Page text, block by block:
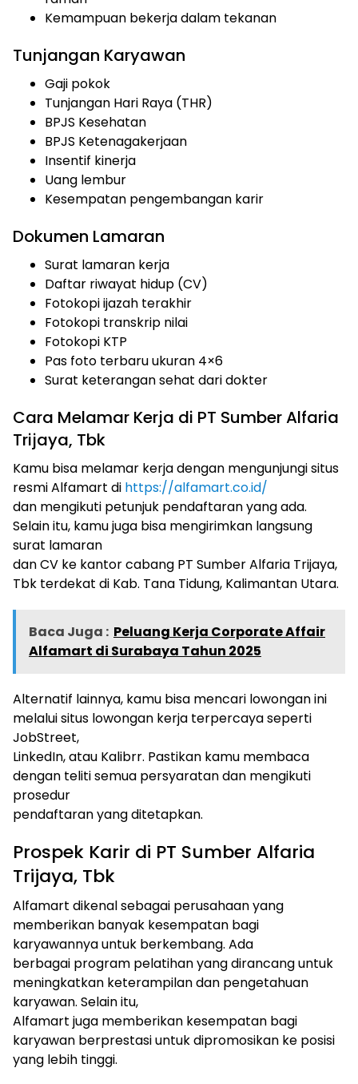
Kemampuan bekerja dalam tekanan
Tunjangan Karyawan
Gaji pokok
Tunjangan Hari Raya (THR)
BPJS Kesehatan
BPJS Ketenagakerjaan
Insentif kinerja
Uang lembur
Kesempatan pengembangan karir
Dokumen Lamaran
Surat lamaran kerja
Daftar riwayat hidup (CV)
Fotokopi ijazah terakhir
Fotokopi transkrip nilai
Fotokopi KTP
Pas foto terbaru ukuran 4×6
Surat keterangan sehat dari dokter
Cara Melamar Kerja di PT Sumber Alfaria
Trijaya, Tbk
Kamu bisa melamar kerja dengan mengunjungi situs
resmi Alfamart di https://alfamart.co.id/
dan mengikuti petunjuk pendaftaran yang ada.
Selain itu, kamu juga bisa mengirimkan langsung
surat lamaran
dan CV ke kantor cabang PT Sumber Alfaria Trijaya,
Tbk terdekat di Kab. Tana Tidung, Kalimantan Utara.
Baca Juga : Peluang Kerja Corporate Affair
Alfamart di Surabaya Tahun 2025
Alternatif lainnya, kamu bisa mencari lowongan ini
melalui situs lowongan kerja terpercaya seperti
JobStreet,
LinkedIn, atau Kalibrr. Pastikan kamu membaca
dengan teliti semua persyaratan dan mengikuti
prosedur
pendaftaran yang ditetapkan.
Prospek Karir di PT Sumber Alfaria
Trijaya, Tbk
Alfamart dikenal sebagai perusahaan yang
memberikan banyak kesempatan bagi
karyawannya untuk berkembang. Ada
berbagai program pelatihan yang dirancang untuk
meningkatkan keterampilan dan pengetahuan
karyawan. Selain itu,
Alfamart juga memberikan kesempatan bagi
karyawan berprestasi untuk dipromosikan ke posisi
yang lebih tinggi.